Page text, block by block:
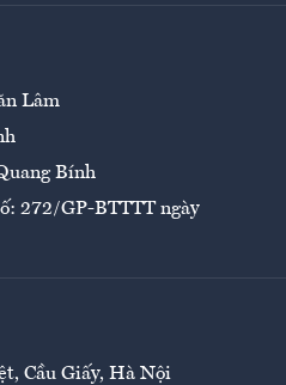
Lâm
Bính
272/GP-BTTTT ngày
Cầu Giấy, Hà Nội